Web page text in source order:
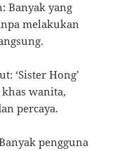
Banyak yang
melakukan
‘Sister Hong’
wanita,
percaya.
pengguna